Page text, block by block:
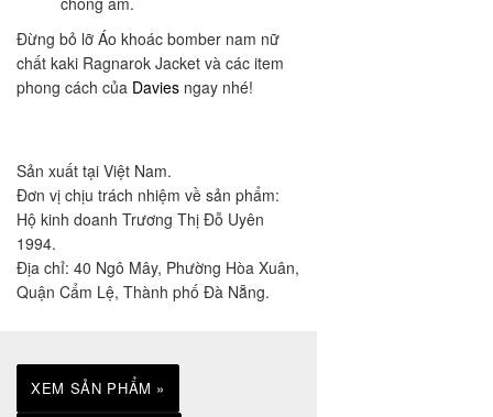
Đừng bỏ lỡ Áo khoác bomber nam nữ
chất kaki Ragnarok Jacket và các item
phong cách của Davies ngay nhé!
Sản xuất tại Việt Nam.
Đơn vị chịu trách nhiệm về sản phẩm:
Hộ kinh doanh Trương Thị Đỗ Uyên
1994.
Địa chỉ: 40 Ngô Mây, Phường Hòa Xuân,
Quận Cẩm Lệ, Thành phố Đà Nẵng.
XEM SẢN PHẨM »